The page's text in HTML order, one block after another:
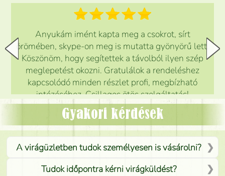
Anyukám imént kapta meg a csokrot, sírt
örömében, skype-on meg is mutatta gyönyörű lett.
Köszönöm, hogy segítettek a távolból ilyen szép
meglepetést okozni. Gratulálok a rendeléshez
kapcsolódó minden részlet profi, megbízható
intézéséhez. Csillagos ötös szolgáltatás!
Mónika
Gyakori kérdések
A virágüzletben tudok személyesen is vásárolni?
Tudok időpontra kérni virágküldést?